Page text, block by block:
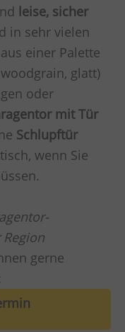
leise, sicher
in sehr vielen
einer Palette
glatt)
oder
mit Tür
Schlupftür
wenn Sie
gerne